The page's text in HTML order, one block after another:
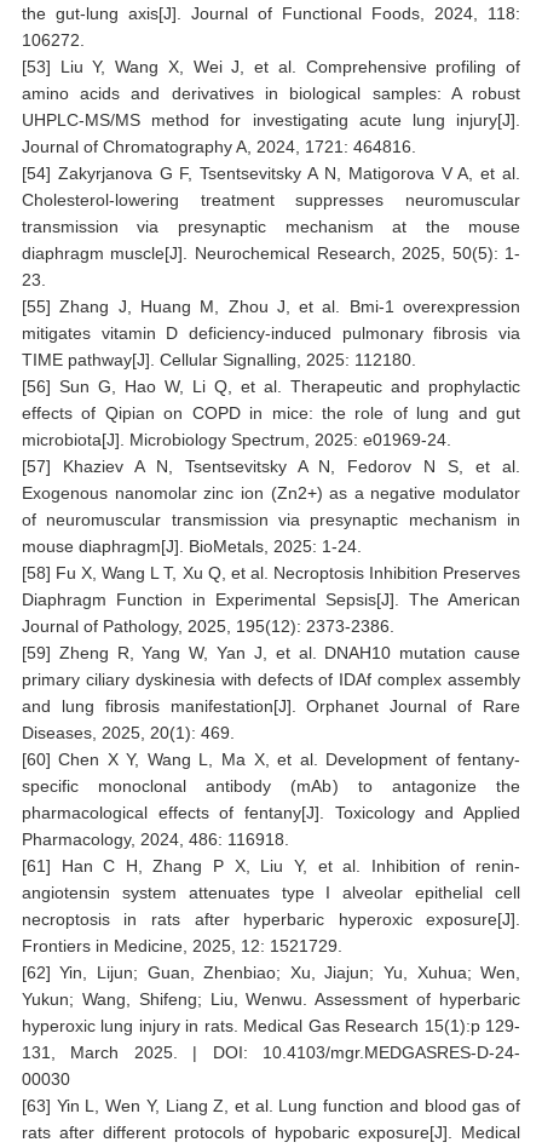
the gut-lung axis[J]. Journal of Functional Foods, 2024, 118:
106272.
[53] Liu Y, Wang X, Wei J, et al. Comprehensive profiling of
amino acids and derivatives in biological samples: A robust
UHPLC-MS/MS method for investigating acute lung injury[J].
Journal of Chromatography A, 2024, 1721: 464816.
[54] Zakyrjanova G F, Tsentsevitsky A N, Matigorova V A, et al.
Cholesterol-lowering treatment suppresses neuromuscular
transmission via presynaptic mechanism at the mouse
diaphragm muscle[J]. Neurochemical Research, 2025, 50(5): 1-
23.
[55] Zhang J, Huang M, Zhou J, et al. Bmi-1 overexpression
mitigates vitamin D deficiency-induced pulmonary fibrosis via
TIME pathway[J]. Cellular Signalling, 2025: 112180.
[56] Sun G, Hao W, Li Q, et al. Therapeutic and prophylactic
effects of Qipian on COPD in mice: the role of lung and gut
microbiota[J]. Microbiology Spectrum, 2025: e01969-24.
[57] Khaziev A N, Tsentsevitsky A N, Fedorov N S, et al.
Exogenous nanomolar zinc ion (Zn2+) as a negative modulator
of neuromuscular transmission via presynaptic mechanism in
mouse diaphragm[J]. BioMetals, 2025: 1-24.
[58] Fu X, Wang L T, Xu Q, et al. Necroptosis Inhibition Preserves
Diaphragm Function in Experimental Sepsis[J]. The American
Journal of Pathology, 2025, 195(12): 2373-2386.
[59] Zheng R, Yang W, Yan J, et al. DNAH10 mutation cause
primary ciliary dyskinesia with defects of IDAf complex assembly
and lung fibrosis manifestation[J]. Orphanet Journal of Rare
Diseases, 2025, 20(1): 469.
[60] Chen X Y, Wang L, Ma X, et al. Development of fentany-
specific monoclonal antibody (mAb) to antagonize the
pharmacological effects of fentany[J]. Toxicology and Applied
Pharmacology, 2024, 486: 116918.
[61] Han C H, Zhang P X, Liu Y, et al. Inhibition of renin-
angiotensin system attenuates type I alveolar epithelial cell
necroptosis in rats after hyperbaric hyperoxic exposure[J].
Frontiers in Medicine, 2025, 12: 1521729.
[62] Yin, Lijun; Guan, Zhenbiao; Xu, Jiajun; Yu, Xuhua; Wen,
Yukun; Wang, Shifeng; Liu, Wenwu. Assessment of hyperbaric
hyperoxic lung injury in rats. Medical Gas Research 15(1):p 129-
131, March 2025. | DOI: 10.4103/mgr.MEDGASRES-D-24-
00030
[63] Yin L, Wen Y, Liang Z, et al. Lung function and blood gas of
rats after different protocols of hypobaric exposure[J]. Medical